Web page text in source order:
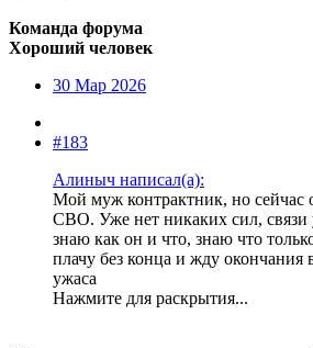
Команда форума
Хороший человек
30 Мар 2026
#183
Алиныч написал(а):
Мой муж контрактник, но сейчас
СВО. Уже нет никаких сил, связи
знаю как он и что, знаю что
плачу без конца и жду окончания
ужаса
Нажмите для раскрытия...